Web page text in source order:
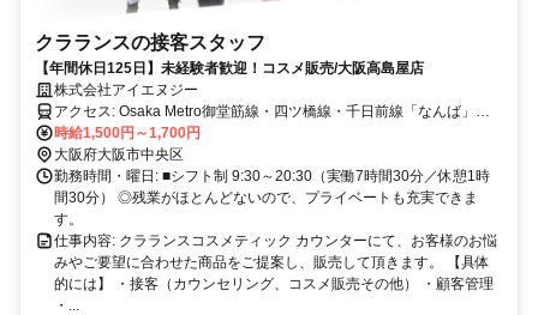
クラランスの接客スタッフ
【年間休日125日】未経験者歓迎！コスメ販売/大阪高島屋店
株式会社アイエヌジー
アクセス: Osaka Metro御堂筋線・四ツ橋線・千日前線「なんば」駅 /
阪神電車・近鉄「大阪難波」駅より、Osaka Metro4号出口または
NAMBAなんなんE2出口すぐ ・南海電車「なんば」駅すぐ
時給1,500円～1,700円
大阪府大阪市中央区
勤務時間・曜日: ■シフト制 9:30～20:30（実働7時間30分／休憩1時
間30分） ◎残業がほとんどないので、プライベートも充実できま
す。
仕事内容: クラランスコスメティック カウンターにて、お客様のお悩
みやご要望に合わせた商品をご提案し、販売して頂きます。 【具体
的には】 ・接客（カウンセリング、コスメ販売その他） ・顧客管理
・...